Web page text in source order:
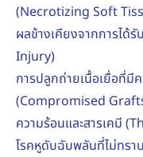
(Necrotizing Soft
ผลข้างเคียงจากการได้
Injury)
การปลูกถ่ายเนื้อเยื่อที่มี
(Compromised
ความร้อนและสารเคมี
โรคหูดับฉับพลันที่ไม่ทร